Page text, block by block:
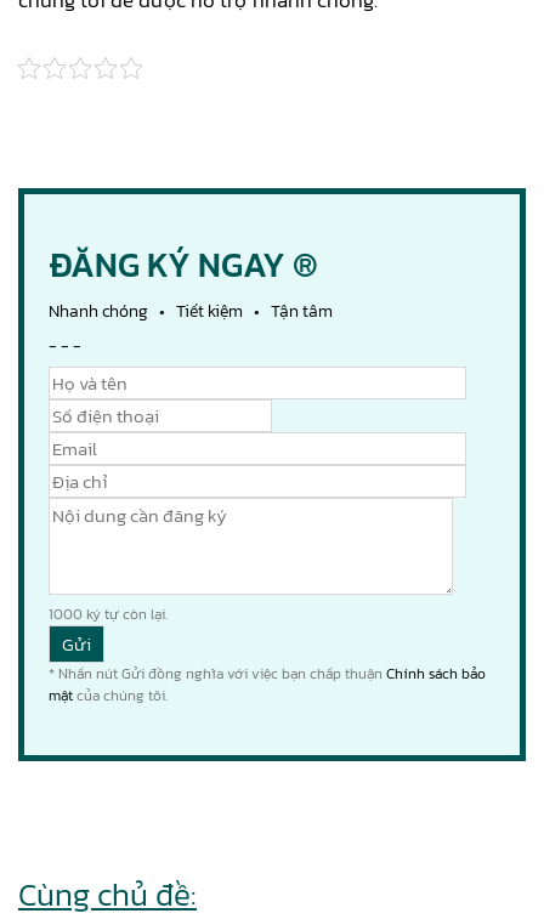
ĐĂNG KÝ NGAY ®
Nhanh chóng • Tiết kiệm • Tận tâm
- - -
1000 ký tự còn lại.
* Nhấn nút Gửi đồng nghĩa với việc bạn chấp thuận Chính sách bảo
mậtcủa chúng tôi.
Cùng chủ đề: